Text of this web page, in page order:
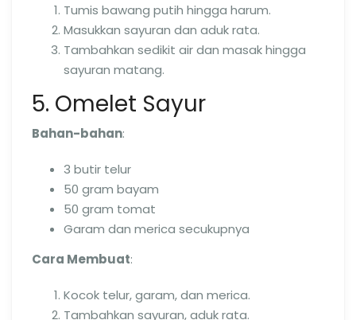
Tumis bawang putih hingga harum.
Masukkan sayuran dan aduk rata.
Tambahkan sedikit air dan masak hingga
sayuran matang.
5. Omelet Sayur
Bahan-bahan:
3 butir telur
50 gram bayam
50 gram tomat
Garam dan merica secukupnya
Cara Membuat:
Kocok telur, garam, dan merica.
Tambahkan sayuran, aduk rata.